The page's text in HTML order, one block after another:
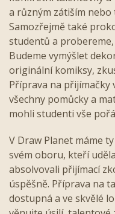
a různým zátiším
Samozřejmě také
studentů a
Budeme vymýšlet
originální komiksy,
Příprava na přijímačky
všechny pomůcky a
mohli studenti vše
V Draw Planet máme
svém oboru, kteří
absolvovali přijímací
úspěšně. Příprava na
dostupná a ve skvělé